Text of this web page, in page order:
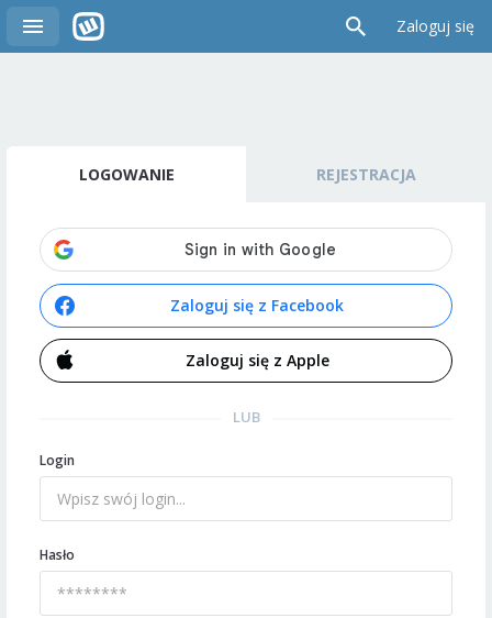
Zaloguj się
LOGOWANIE REJESTRACJA
Zaloguj się z Facebook
Zaloguj się z Apple
LUB
Login
Hasło